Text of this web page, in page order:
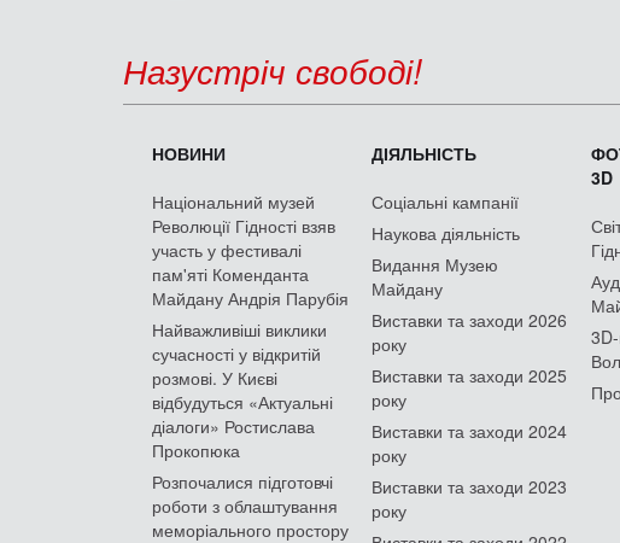
Назустріч свободі!
НОВИНИ
Національний музей
Революції Гідності взяв
участь у фестивалі
пам'яті Коменданта
Майдану Андрія Парубія
Найважливіші виклики
сучасності у відкритій
розмові. У Києві
відбудуться «Актуальні
діалоги» Ростислава
Прокопюка
Розпочалися підготовчі
роботи з облаштування
меморіального простору
ДІЯЛЬНІСТЬ
Соціальні кампанії
Наукова діяльність
Видання Музею
Майдану
Виставки та заходи 2026
року
Виставки та заходи 2025
року
Виставки та заходи 2024
року
Виставки та заходи 2023
року
3D